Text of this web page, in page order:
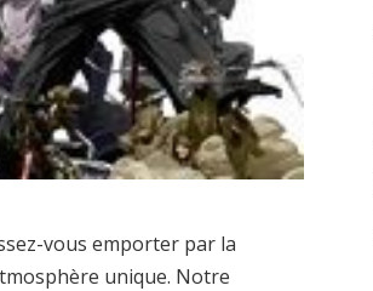
vous emporter par la
unique. Notre